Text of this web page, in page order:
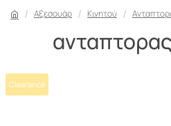
Αξεσουάρ Κινητού
Clearance